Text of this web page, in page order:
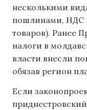
несколькими
пошлинами, НДС
товаров). Ранее
налоги в
власти внесли
обязав регион
Если